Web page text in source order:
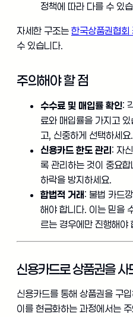
정책에 따라 다를 수 있
자세한 구조는 한국상품권협회
수 있습니다.
주의해야 할 점
수수료 및 매입률 확인:
료와 매입률을 가지고
고, 신중하게 선택하세요.
신용카드 한도 관리: 자
록 관리하는 것이 중요
하락을 방지하세요.
합법적 거래: 불법 카드
해야 합니다. 이는 믿을
르는 경우에만 진행해야
신용카드로 상품권을
신용카드를 통해 상품권을 구
이를 현금화하는 과정에서는